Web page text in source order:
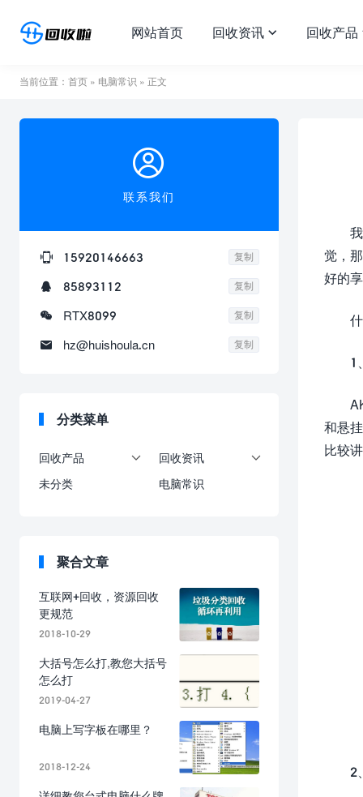
网站首页 回收资讯  回收产品
当前位置： 首页 » 电脑常识 » 正文
觉，
好的
1
和悬
比较
2

联系我们
 15920146663 复制
 85893112 复制
 RTX8099 复制
 hz@huishoula.cn 复制
分类菜单
回收产品  回收资讯 
未分类 电脑常识
聚合文章
互联网+回收，资源回收
更规范
2018-10-29
大括号怎么打,教您大括号
怎么打
2019-04-27
电脑上写字板在哪里？
2018-12-24